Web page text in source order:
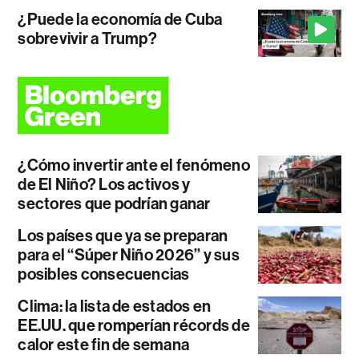
¿Puede la economía de Cuba
sobrevivir a Trump?
¿Cómo invertir ante el fenómeno
de El Niño? Los activos y
sectores que podrían ganar
Los países que ya se preparan
para el “Súper Niño 2026” y sus
posibles consecuencias
Clima: la lista de estados en
EE.UU. que romperían récords de
calor este fin de semana